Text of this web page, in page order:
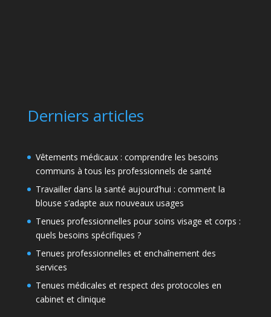
Derniers articles
Vêtements médicaux : comprendre les besoins
communs à tous les professionnels de santé
Travailler dans la santé aujourd’hui : comment la
blouse s’adapte aux nouveaux usages
Tenues professionnelles pour soins visage et corps :
quels besoins spécifiques ?
Tenues professionnelles et enchaînement des
services
Tenues médicales et respect des protocoles en
cabinet et clinique